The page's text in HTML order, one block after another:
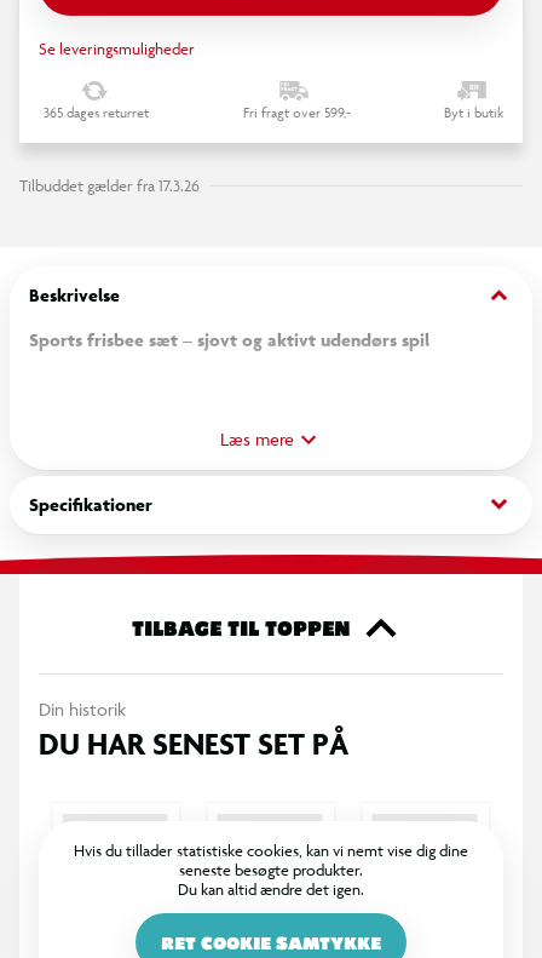
Se leveringsmuligheder
365 dages returret Fri fragt over 599,- Byt i butik
Tilbuddet gælder fra 17.3.26
Beskrivelse keyboard_arrow_down
Sports frisbee sæt – sjovt og aktivt udendørs spil
perfekt til aktive udendørs lege! Sættet indeholder flere
lette og holdbare frisbees, der er designet til at give timevis
af underholdning for både børn og voksne. Uanset om det er
i haven, parken eller på stranden, vil dette sæt sørge for
masser af grin og konkurrence.
Læs mere
Specifikationer keyboard_arrow_down
TILBAGE TIL TOPPEN
Din historik
DU HAR SENEST SET PÅ
Hvis du tillader statistiske cookies, kan vi nemt vise dig dine
seneste besøgte produkter.
Du kan altid ændre det igen.
RET COOKIE SAMTYKKE